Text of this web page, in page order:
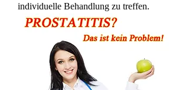
individuelle Behandlung zu treffen.